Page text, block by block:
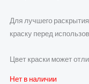
Для лучшего
краску перед
Цвет краски может
Нет в наличии